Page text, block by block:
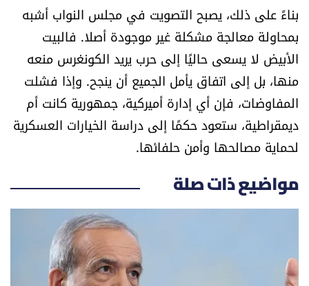
بناءً على ذلك، يصبح التصويت في مجلس النواب أشبه
بمحاولة معالجة مشكلة غير موجودة أصلا. فالبيت
الأبيض لا يسعى حاليًا إلى حرب يريد الكونغرس منعه
منها، بل إلى اتفاق يأمل الجميع أن ينجح. وإذا فشلت
المفاوضات، فإن أي إدارة أميركية، جمهورية كانت أم
ديمقراطية، ستعود حكمًا إلى دراسة الخيارات العسكرية
لحماية مصالحها وأمن حلفائها.
مواضيع ذات صلة